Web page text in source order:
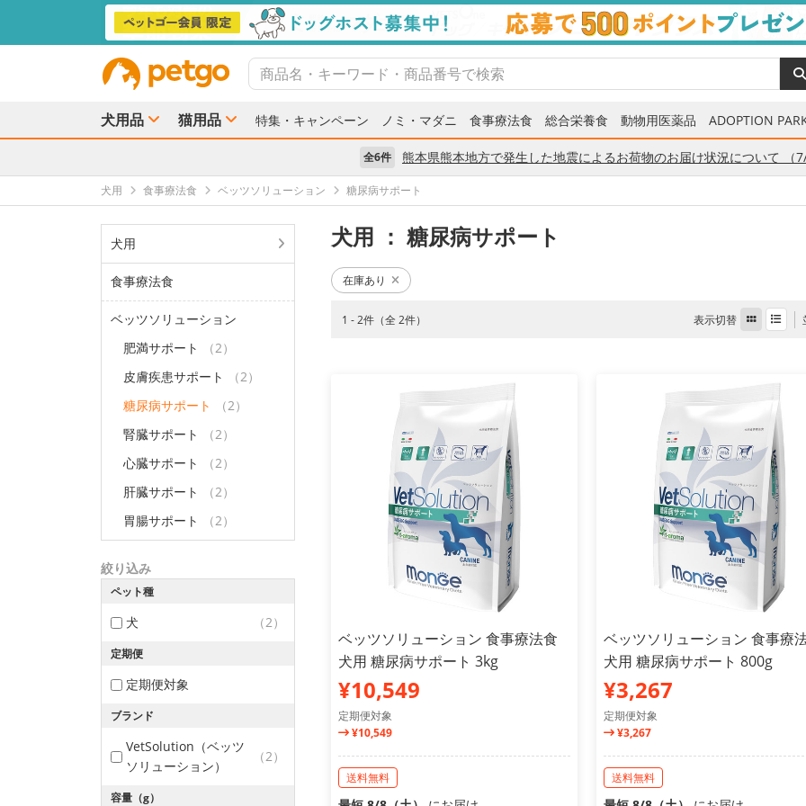
犬用品 猫用品 特集・キャンペーン ノミ・マダニ 食事療法食 総合栄養食 動物用医薬品 ADOPTION
全6件 熊本県熊本地方で発生した地震によるお荷物のお届け状況について （
犬用 食事療法食 ベッツソリューション 糖尿病サポート
犬用
食事療法食
ベッツソリューション
肥満サポート
（2）
皮膚疾患サポート
（2）
糖尿病サポート
（2）
腎臓サポート
（2）
心臓サポート
（2）
肝臓サポート
（2）
胃腸サポート
（2）
絞り込み
ペット種
犬 （2）
定期便
定期便対象
ブランド
VetSolution（ベッツ
ソリューション）
（2）
容量（g）
犬用 ： 糖尿病サポート
在庫あり
1 - 2件（全 2件） 表示切替
ベッツソリューション 食事療法食
犬用 糖尿病サポート 3kg
¥10,549
定期便対象
¥10,549
送料無料
ベッツソリューション 食事療
犬用 糖尿病サポート 800g
¥3,267
定期便対象
¥3,267
送料無料